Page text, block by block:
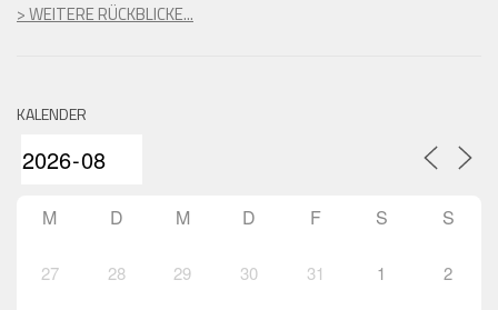
> WEITERE RÜCKBLICKE...
KALENDER
M D M D F S S
27 28 29 30 31 1 2